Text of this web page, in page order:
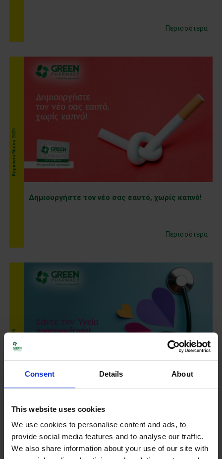
Consent Details About
This website uses cookies
We use cookies to personalise content and ads, to
provide social media features and to analyse our traffic.
We also share information about your use of our site with
Περισσότερα
Kαμπάνια Μαΐου 2025
Δημιουργήστε τον νέο σας εαυτό, χωρίς καπνό!
Περισσότερα
Kαμπάνια Απριλίου 2025
Περισσότερα